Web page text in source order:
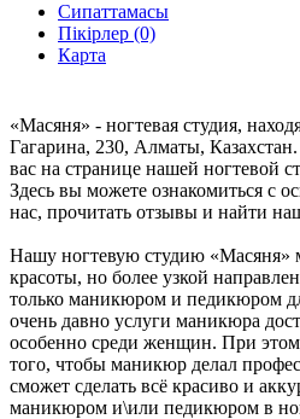
Сипаттамасы
Пікірлер (0)
Карта
«Масяня» - ногтевая студия,
Гагарина, 230, Алматы,
вас на странице нашей ногтевой
Здесь вы можете ознакомиться с
нас, прочитать отзывы и найти
Нашу ногтевую студию «Масяня»
красоты, но более узкой
только маникюром и педикюром
очень давно услуги маникюра
особенно среди женщин. При
того, чтобы маникюр делал
сможет сделать всё красиво и
маникюром и\или педикюром в